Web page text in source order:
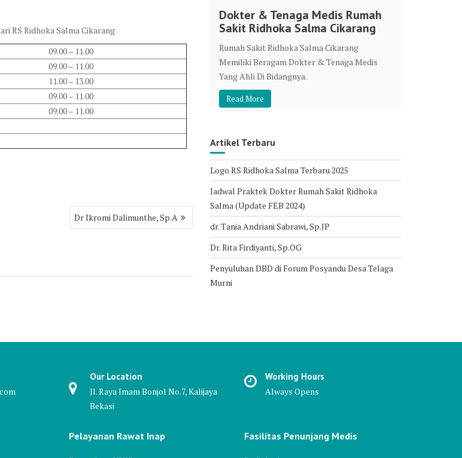
RS Ridhoka Salma Cikarang
09.00 – 11.00
09.00 – 11.00
11.00 – 13.00
09.00 – 11.00
09.00 – 11.00
Dr Ikromi Dalimunthe, Sp.A
Dokter & Tenaga Medis Rumah
Sakit Ridhoka Salma Cikarang
Rumah Sakit Ridhoka Salma Cikarang
Memiliki Beragam Dokter & Tenaga Medis
Yang Ahli Di Bidangnya.
Read More
Artikel Terbaru
Logo RS Ridhoka Salma Terbaru 2025
Jadwal Praktek Dokter Rumah Sakit Ridhoka
Salma (Update FEB 2024)
dr. Tania Andriani Sabrawi, Sp.JP
Dr. Rita Firdiyanti, Sp.OG
Penyuluhan DBD di Forum Posyandu Desa Telaga
Murni
Our Location
Jl. Raya Imam Bonjol No.7, Kalijaya
Bekasi
Working Hours
Always Opens
Pelayanan Rawat Inap Fasilitas Penunjang Medis